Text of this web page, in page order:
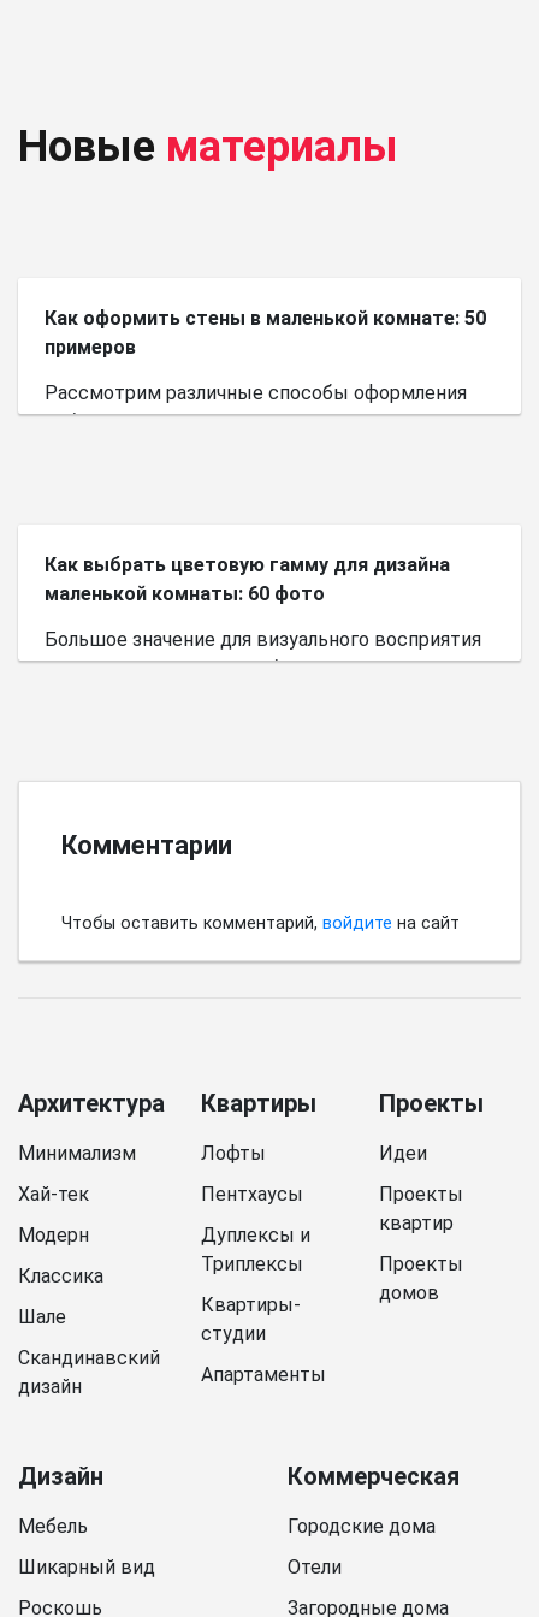
Новые материалы
Как оформить стены в маленькой комнате: 50
примеров
Рассмотрим различные способы оформления
небольшого пространства.
Как выбрать цветовую гамму для дизайна
маленькой комнаты: 60 фото
Большое значение для визуального восприятия
пространства имеет выбор цветовой палитры.
Комментарии
Чтобы оставить комментарий, войдите на сайт
Архитектура
Минимализм
Хай-тек
Модерн
Классика
Шале
Скандинавский
дизайн
Квартиры
Лофты
Пентхаусы
Дуплексы и
Триплексы
Квартиры-
студии
Апартаменты
Проекты
Идеи
Проекты
квартир
Проекты
домов
Дизайн
Мебель
Шикарный вид
Роскошь
Коммерческая
Городские дома
Отели
Загородные дома